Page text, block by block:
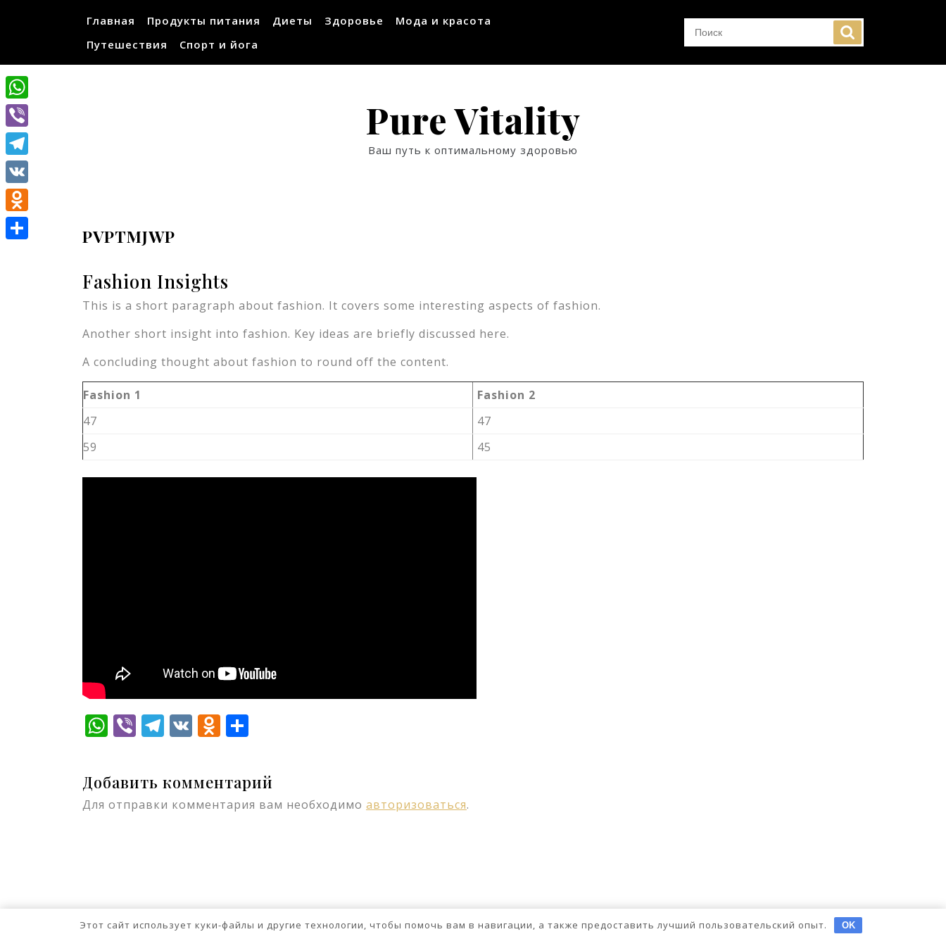
Главная Продукты питания Диеты Здоровье
Мода и красота
Путешествия
Спорт и йога
Pure Vitality
Ваш путь к оптимальному здоровью
PVPTMJWP
Fashion Insights
This is a short paragraph about fashion. It covers some interesting aspects of fashion.
Another short insight into fashion. Key ideas are briefly discussed here.
A concluding thought about fashion to round off the content.
Fashion 1
Fashion 2
47
47
59
45
WhatsApp
ViberTelegram
VKOdnoklassniki
Добавить комментарий
Для отправки комментария вам необходимо авторизоваться.
WhatsApp
Viber
Telegram
VK
Odnoklassniki
Этот сайт использует куки-файлы и другие технологии, чтобы помочь вам в навигации, а также предоставить лучший пользовательский опыт. OK